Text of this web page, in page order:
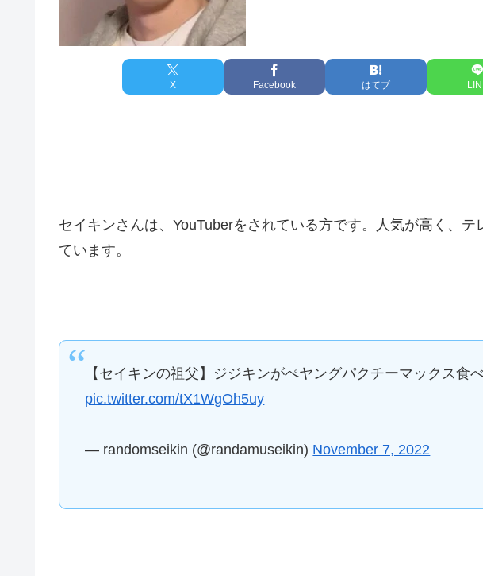
X Facebook はてブ
セイキンさんは、YouTuberをされている方です。人気が高く、
ています。
【セイキンの祖父】ジジキンがぺヤングパクチーマックス食
pic.twitter.com/tX1WgOh5uy
— randomseikin (@randamuseikin) November 7, 2022